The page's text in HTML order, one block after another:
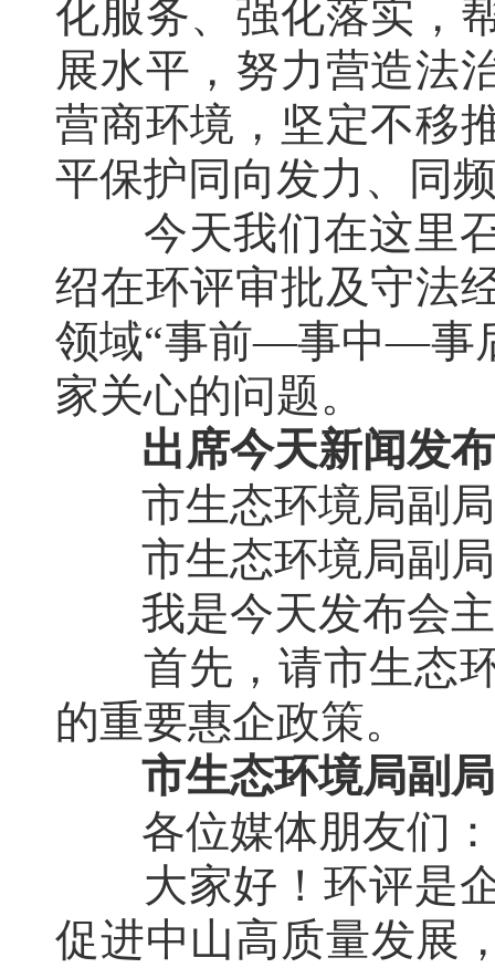
化服务、强化落实，
展水平，努力营造法
营商环境，坚定不移
平保护同向发力、同
今天我们在这里
绍在环评审批及守法
领域“事前—事中—事
家关心的问题。
出席今天新闻发
市生态环境局副
市生态环境局副
我是今天发布会
首先，请市生态
的重要惠企政策。
市生态环境局副
各位媒体朋友们：
大家好！环评是
促进中山高质量发展